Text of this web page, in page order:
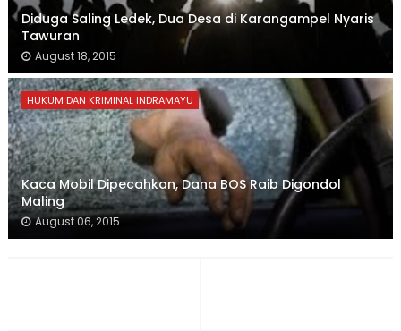
Diduga Saling Ledek, Dua Desa di Karangampel Nyaris
Tawuran
August 18, 2015
HUKUM DAN KRIMINAL INDRAMAYU
Kaca Mobil Dipecahkan, Dana BOS Raib Digondol
Maling
August 06, 2015